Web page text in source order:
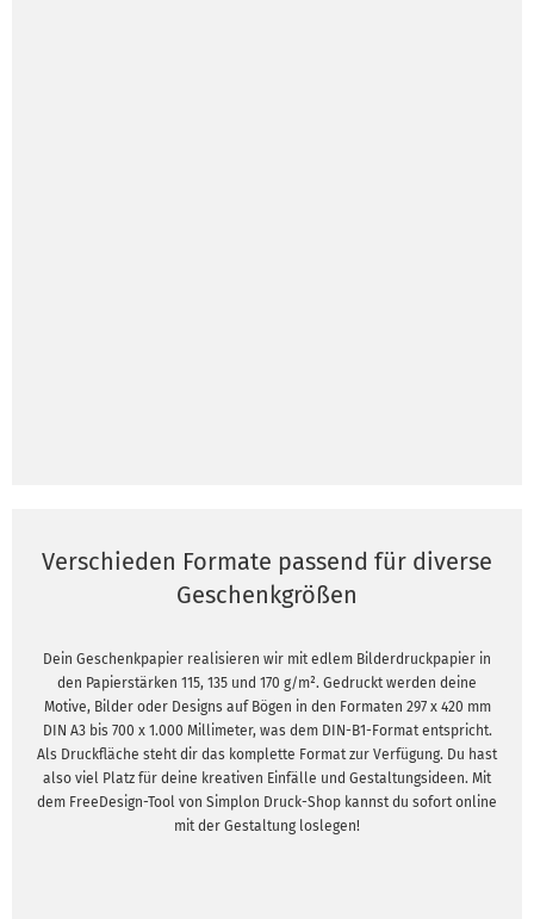
Verschieden Formate passend für diverse
Geschenkgrößen
Dein Geschenkpapier realisieren wir mit edlem Bilderdruckpapier in
den Papierstärken 115, 135 und 170 g/m². Gedruckt werden deine
Motive, Bilder oder Designs auf Bögen in den Formaten 297 x 420 mm
DIN A3 bis 700 x 1.000 Millimeter, was dem DIN-B1-Format entspricht.
Als Druckfläche steht dir das komplette Format zur Verfügung. Du hast
also viel Platz für deine kreativen Einfälle und Gestaltungsideen. Mit
dem FreeDesign-Tool von Simplon Druck-Shop kannst du sofort online
mit der Gestaltung loslegen!